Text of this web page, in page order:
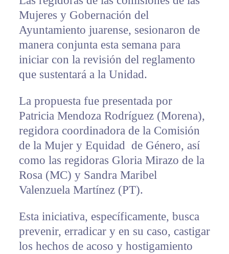
Mujeres y Gobernación del
Ayuntamiento juarense, sesionaron de
manera conjunta esta semana para
iniciar con la revisión del reglamento
que sustentará a la Unidad.
La propuesta fue presentada por
Patricia Mendoza Rodríguez (Morena),
regidora coordinadora de la Comisión
de la Mujer y Equidad de Género, así
como las regidoras Gloria Mirazo de la
Rosa (MC) y Sandra Maribel
Valenzuela Martínez (PT).
Esta iniciativa, específicamente, busca
prevenir, erradicar y en su caso, castigar
los hechos de acoso y hostigamiento